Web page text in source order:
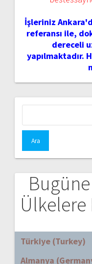
İşleriniz
referansı ile,
dereceli
yapılmaktadır.
Türkiye (Turkey)
Almanya